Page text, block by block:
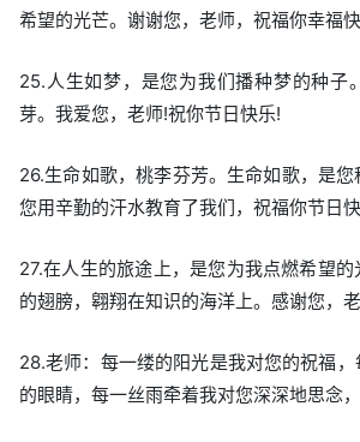
希望的光芒。谢谢您，老师，祝福你幸福
25.人生如梦，是您为我们播种梦的种子
芽。我爱您，老师!祝你节日快乐!
26.生命如歌，桃李芬芳。生命如歌，是
您用辛勤的汗水教育了我们，祝福你节日
27.在人生的旅途上，是您为我点燃希望
的翅膀，翱翔在知识的海洋上。感谢您，
28.老师：每一缕的阳光是我对您的祝福
的眼睛，每一丝雨牵着我对您深深地思念，